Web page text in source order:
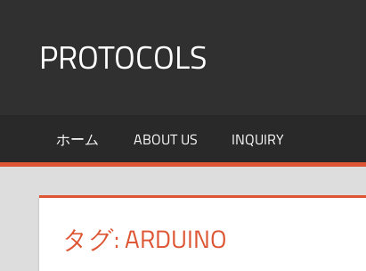
ス
PROTOCOLS
医
ホーム ABOUT US INQUIRY
タグ:ARDUINO